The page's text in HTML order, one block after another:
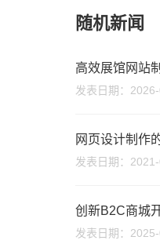
随机新闻
高效展馆网站
发表日期：
网页设计制作
发表日期：
创新B2C商城
发表日期：